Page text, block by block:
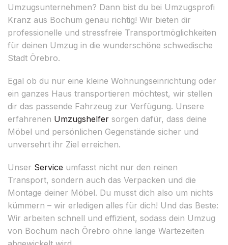
Umzugsunternehmen? Dann bist du bei Umzugsprofi
Kranz aus Bochum genau richtig! Wir bieten dir
professionelle und stressfreie Transportmöglichkeiten
für deinen Umzug in die wunderschöne schwedische
Stadt Örebro.
Egal ob du nur eine kleine Wohnungseinrichtung oder
ein ganzes Haus transportieren möchtest, wir stellen
dir das passende Fahrzeug zur Verfügung. Unsere
erfahrenen Umzugshelfer sorgen dafür, dass deine
Möbel und persönlichen Gegenstände sicher und
unversehrt ihr Ziel erreichen.
Unser Service umfasst nicht nur den reinen
Transport, sondern auch das Verpacken und die
Montage deiner Möbel. Du musst dich also um nichts
kümmern – wir erledigen alles für dich! Und das Beste:
Wir arbeiten schnell und effizient, sodass dein Umzug
von Bochum nach Örebro ohne lange Wartezeiten